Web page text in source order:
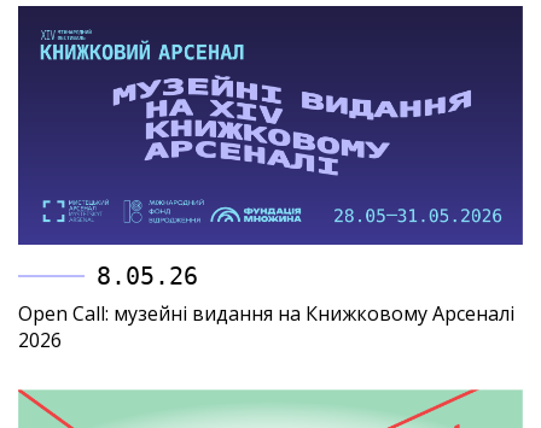
8.05.26
Open Call: музейні видання на Книжковому Арсеналі
2026